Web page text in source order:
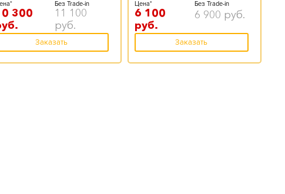
300
Без Trade-in
11 100
руб.
Заказать
Цена*
6 100
руб.
Без Trade-in
6 900 руб.
Заказать